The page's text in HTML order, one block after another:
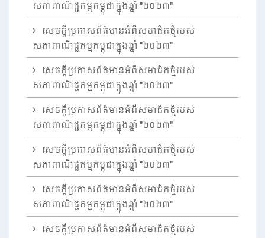
សភាពាណិជ្ជកម្មកម្ពុជាក្នុងឆ្នាំ "២០២៣"
សេចក្តីប្រកាសព័ត៌មានអំពីសមាជិកថ្មីរបស់
សភាពាណិជ្ជកម្មកម្ពុជាក្នុងឆ្នាំ "២០២៣"
សេចក្តីប្រកាសព័ត៌មានអំពីសមាជិកថ្មីរបស់
សភាពាណិជ្ជកម្មកម្ពុជាក្នុងឆ្នាំ "២០២៣"
សេចក្តីប្រកាសព័ត៌មានអំពីសមាជិកថ្មីរបស់
សភាពាណិជ្ជកម្មកម្ពុជាក្នុងឆ្នាំ "២០២៣"
សេចក្តីប្រកាសព័ត៌មានអំពីសមាជិកថ្មីរបស់
សភាពាណិជ្ជកម្មកម្ពុជាក្នុងឆ្នាំ "២០២៣"
សេចក្តីប្រកាសព័ត៌មានអំពីសមាជិកថ្មីរបស់
សភាពាណិជ្ជកម្មកម្ពុជាក្នុងឆ្នាំ "២០២៣"
សេចក្តីប្រកាសព័ត៌មានអំពីសមាជិកថ្មីរបស់